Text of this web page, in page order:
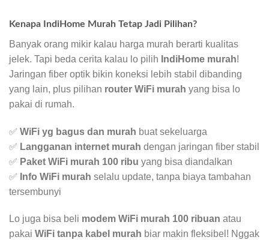
Kenapa IndiHome Murah Tetap Jadi Pilihan?
Banyak orang mikir kalau harga murah berarti kualitas
jelek. Tapi beda cerita kalau lo pilih IndiHome murah!
Jaringan fiber optik bikin koneksi lebih stabil dibanding
yang lain, plus pilihan router WiFi murah yang bisa lo
pakai di rumah.
✅ WiFi yg bagus dan murah buat sekeluarga
✅ Langganan internet murah dengan jaringan fiber stabil
✅ Paket WiFi murah 100 ribu yang bisa diandalkan
✅ Info WiFi murah selalu update, tanpa biaya tambahan
tersembunyi
Lo juga bisa beli modem WiFi murah 100 ribuan atau
pakai WiFi tanpa kabel murah biar makin fleksibel! Nggak